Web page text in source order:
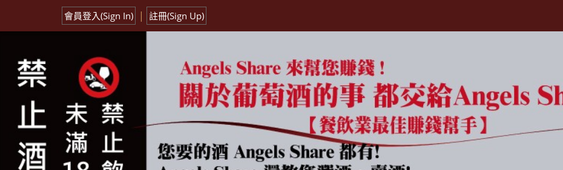
會員登入(Sign In) | 註冊(Sign Up)